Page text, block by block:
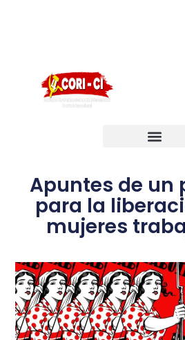
Apuntes de un
para la
mujeres